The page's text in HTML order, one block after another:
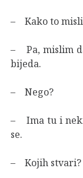
– Kako to
– Pa, mislim
bijeda.
– Nego?
– Ima tu i
se.
– Kojih stvari?